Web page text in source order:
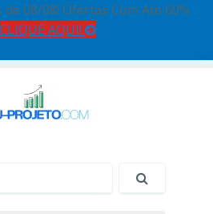
08/08! Ofertas Com Até 60%
CLIQUE AQUI!